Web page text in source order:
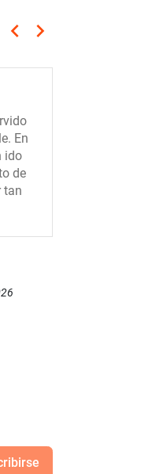
Anterior
keyboard_arrow_left Siguiente
keyboard_arrow_right
En
ido
de
tan